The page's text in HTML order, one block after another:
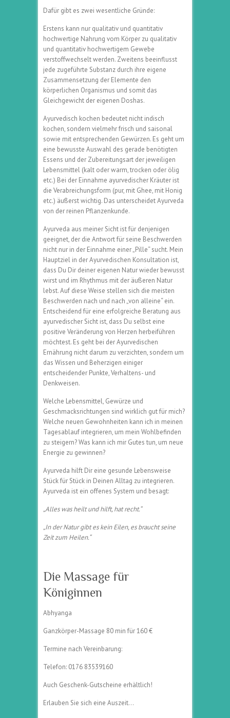
Dafür gibt es zwei wesentliche Gründe:
Erstens kann nur qualitativ und quantitativ
hochwertige Nahrung vom Körper zu qualitativ
und quantitativ hochwertigem Gewebe
verstoffwechselt werden. Zweitens beeinflusst
jede zugeführte Substanz durch ihre eigene
Zusammensetzung der Elemente den
körperlichen Organismus und somit das
Gleichgewicht der eigenen Doshas.
Ayurvedisch kochen bedeutet nicht indisch
kochen, sondern vielmehr frisch und saisonal
sowie mit entsprechenden Gewürzen. Es geht um
eine bewusste Auswahl des gerade benötigten
Essens und der Zubereitungsart der jeweiligen
Lebensmittel (kalt oder warm, trocken oder ölig
etc.) Bei der Einnahme ayurvedischer Kräuter ist
die Verabreichungsform (pur, mit Ghee, mit Honig
etc.) äußerst wichtig. Das unterscheidet Ayurveda
von der reinen Pflanzenkunde.
Ayurveda aus meiner Sicht ist für denjenigen
geeignet, der die Antwort für seine Beschwerden
nicht nur in der Einnahme einer „Pille“ sucht. Mein
Hauptziel in der Ayurvedischen Konsultation ist,
dass Du Dir deiner eigenen Natur wieder bewusst
wirst und im Rhythmus mit der äußeren Natur
lebst. Auf diese Weise stellen sich die meisten
Beschwerden nach und nach „von alleine“ ein.
Entscheidend für eine erfolgreiche Beratung aus
ayurvedischer Sicht ist, dass Du selbst eine
positive Veränderung von Herzen herbeiführen
möchtest. Es geht bei der Ayurvedischen
Ernährung nicht darum zu verzichten, sondern um
das Wissen und Beherzigen einiger
entscheidender Punkte, Verhaltens- und
Denkweisen.
Welche Lebensmittel, Gewürze und
Geschmacksrichtungen sind wirklich gut für mich?
Welche neuen Gewohnheiten kann ich in meinen
Tagesablauf integrieren, um mein Wohlbefinden
zu steigern? Was kann ich mir Gutes tun, um neue
Energie zu gewinnen?
Ayurveda hilft Dir eine gesunde Lebensweise
Stück für Stück in Deinen Alltag zu integrieren.
Ayurveda ist ein offenes System und besagt:
„Alles was heilt und hilft, hat recht.“
„In der Natur gibt es kein Eilen, es braucht seine
Zeit zum Heilen.“
Die Massage für
Königinnen
Abhyanga
Ganzkörper-Massage 80 min für 160 €
Termine nach Vereinbarung:
Telefon: 0176 83539160
Auch Geschenk-Gutscheine erhältlich!
Erlauben Sie sich eine Auszeit…